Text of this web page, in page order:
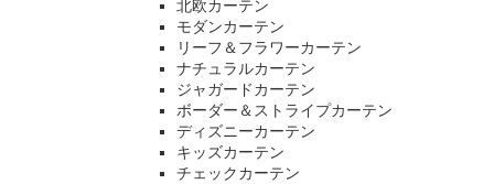
北欧カーテン
モダンカーテン
リーフ＆フラワーカーテン
ナチュラルカーテン
ジャガードカーテン
ボーダー＆ストライプカーテン
ディズニーカーテン
キッズカーテン
チェックカーテン